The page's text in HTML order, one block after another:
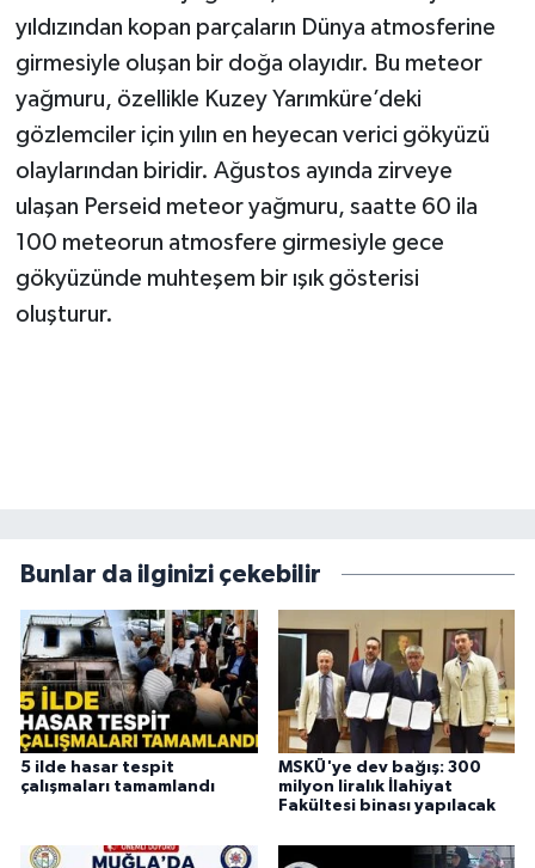
yıldızından kopan parçaların Dünya atmosferine
girmesiyle oluşan bir doğa olayıdır. Bu meteor
yağmuru, özellikle Kuzey Yarımküre’deki
gözlemciler için yılın en heyecan verici gökyüzü
olaylarından biridir. Ağustos ayında zirveye
ulaşan Perseid meteor yağmuru, saatte 60 ila
100 meteorun atmosfere girmesiyle gece
gökyüzünde muhteşem bir ışık gösterisi
oluşturur.
Bunlar da ilginizi çekebilir
5 ilde hasar tespit
çalışmaları tamamlandı
MSKÜ'ye dev bağış: 300
milyon liralık İlahiyat
Fakültesi binası yapılacak